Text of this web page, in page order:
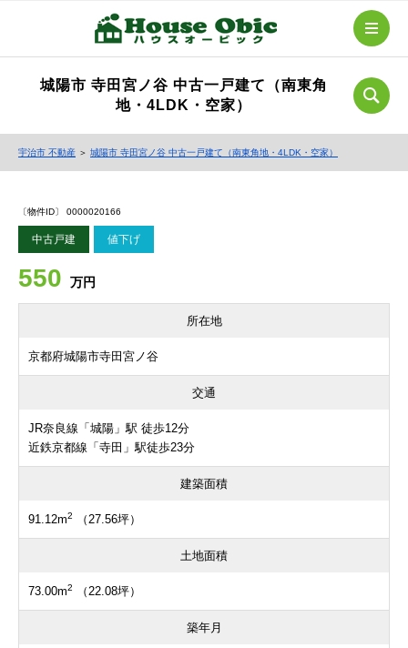
城陽市 寺田宮ノ谷 中古一戸建て（南東角
地・4LDK・空家）
宇治市 不動産 ＞ 城陽市 寺田宮ノ谷 中古一戸建て（南東角地・4LDK・空家）
〔物件ID〕 0000020166
中古戸建 値下げ
550 万円
所在地
京都府城陽市寺田宮ノ谷
交通
JR奈良線「城陽」駅 徒歩12分
近鉄京都線「寺田」駅徒歩23分
建築面積
91.12m2 （27.56坪）
土地面積
73.00m2 （22.08坪）
築年月